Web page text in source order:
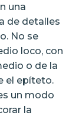
una
de detalles
No se
loco, con
o de la
el epíteto.
un modo
la